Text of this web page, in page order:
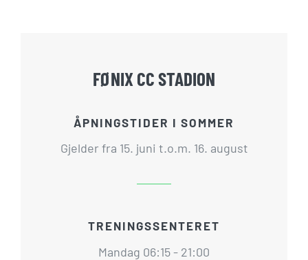
FØNIX CC STADION
ÅPNINGSTIDER I SOMMER
Gjelder fra 15. juni t.o.m. 16. august
TRENINGSSENTERET
Mandag 06:15 - 21:00